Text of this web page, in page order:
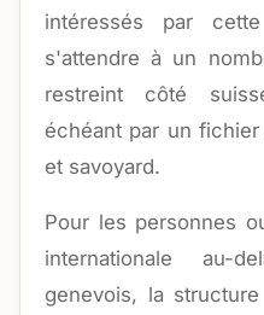
intéressés par
s'attendre à un
restreint côté
échéant par un
et savoyard.
Pour les personnes
internationale au-
genevois, la structure